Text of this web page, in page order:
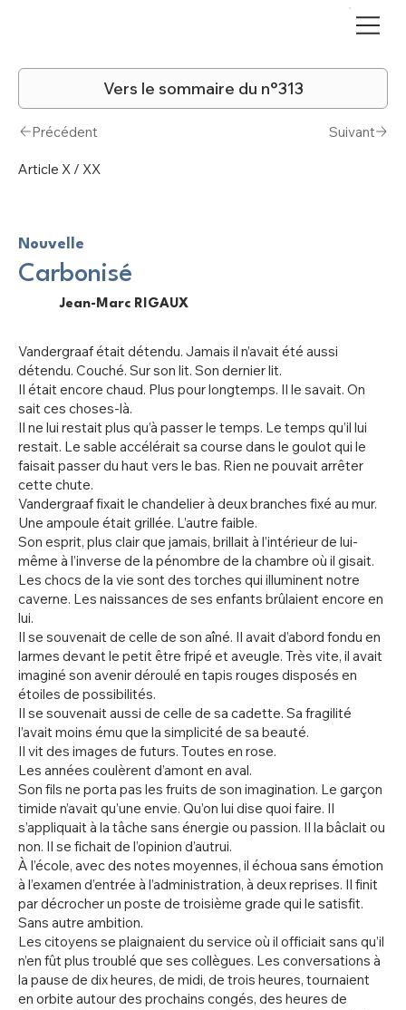
Nouvelle
Carbonisé
Jean-Marc RIGAUX
Vandergraaf était détendu. Jamais il n’avait été aussi
détendu. Couché. Sur son lit. Son dernier lit.
Il était encore chaud. Plus pour longtemps. Il le savait. On
sait ces choses-là.
Il ne lui restait plus qu’à passer le temps. Le temps qu’il lui
restait. Le sable accélérait sa course dans le goulot qui le
faisait passer du haut vers le bas. Rien ne pouvait arrêter
cette chute.
Vandergraaf fixait le chandelier à deux branches fixé au mur.
Une ampoule était grillée. L’autre faible.
Son esprit, plus clair que jamais, brillait à l’intérieur de lui-
même à l’inverse de la pénombre de la chambre où il gisait.
Les chocs de la vie sont des torches qui illuminent notre
caverne. Les naissances de ses enfants brûlaient encore en
lui.
Il se souvenait de celle de son aîné. Il avait d’abord fondu en
larmes devant le petit être fripé et aveugle. Très vite, il avait
imaginé son avenir déroulé en tapis rouges disposés en
étoiles de possibilités.
Il se souvenait aussi de celle de sa cadette. Sa fragilité
l’avait moins ému que la simplicité de sa beauté.
Il vit des images de futurs. Toutes en rose.
Les années coulèrent d’amont en aval.
Son fils ne porta pas les fruits de son imagination. Le garçon
timide n’avait qu’une envie. Qu’on lui dise quoi faire. Il
s’appliquait à la tâche sans énergie ou passion. Il la bâclait ou
non. Il se fichait de l’opinion d’autrui.
À l’école, avec des notes moyennes, il échoua sans émotion
à l’examen d’entrée à l’administration, à deux reprises. Il finit
par décrocher un poste de troisième grade qui le satisfit.
Sans autre ambition.
Les citoyens se plaignaient du service où il officiait sans qu’il
n’en fût plus troublé que ses collègues. Les conversations à
la pause de dix heures, de midi, de trois heures, tournaient
en orbite autour des prochains congés, des heures de
Vers le sommaire du n°313
Article X / XX
Précédent Suivant